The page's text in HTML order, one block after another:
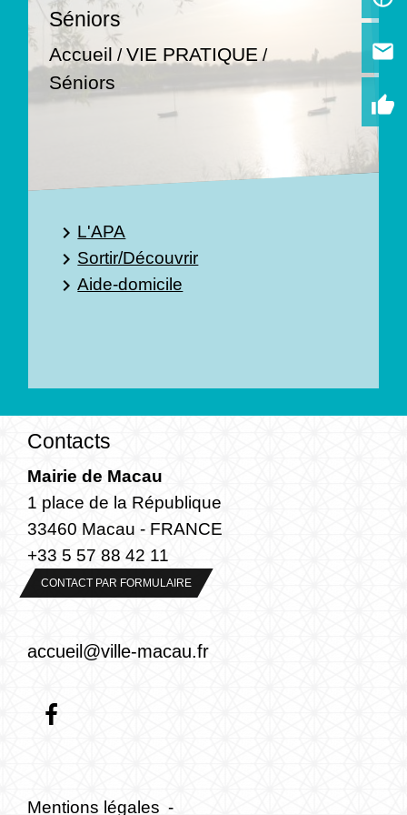
Séniors
Accueil /VIE PRATIQUE /
Séniors
keyboard_arrow_rightL'APA
keyboard_arrow_rightSortir/Découvrir
keyboard_arrow_rightAide-domicile
email
thumb_up
Contacts
Mairie de Macau
1 place de la République
33460 Macau - FRANCE
+33 5 57 88 42 11
CONTACT PAR FORMULAIRE
accueil@ville-macau.fr
Mentions légales -